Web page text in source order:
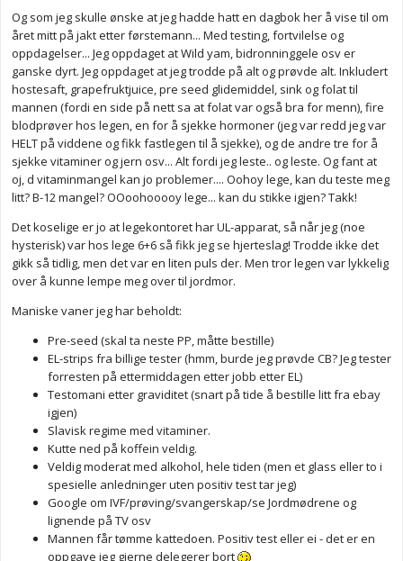
Og som jeg skulle ønske at jeg hadde hatt en dagbok her å vise til om
året mitt på jakt etter førstemann... Med testing, fortvilelse og
oppdagelser... Jeg oppdaget at Wild yam, bidronninggele osv er
ganske dyrt. Jeg oppdaget at jeg trodde på alt og prøvde alt. Inkludert
hostesaft, grapefruktjuice, pre seed glidemiddel, sink og folat til
mannen (fordi en side på nett sa at folat var også bra for menn), fire
blodprøver hos legen, en for å sjekke hormoner (jeg var redd jeg var
HELT på viddene og fikk fastlegen til å sjekke), og de andre tre for å
sjekke vitaminer og jern osv... Alt fordi jeg leste.. og leste. Og fant at
oj, d vitaminmangel kan jo problemer.... Oohoy lege, kan du teste meg
litt? B-12 mangel? OOoohooooy lege... kan du stikke igjen? Takk!
Det koselige er jo at legekontoret har UL-apparat, så når jeg (noe
hysterisk) var hos lege 6+6 så fikk jeg se hjerteslag! Trodde ikke det
gikk så tidlig, men det var en liten puls der. Men tror legen var lykkelig
over å kunne lempe meg over til jordmor.
Maniske vaner jeg har beholdt:
Pre-seed (skal ta neste PP, måtte bestille)
EL-strips fra billige tester (hmm, burde jeg prøvde CB? Jeg tester
forresten på ettermiddagen etter jobb etter EL)
Testomani etter graviditet (snart på tide å bestille litt fra ebay
igjen)
Slavisk regime med vitaminer.
Kutte ned på koffein veldig.
Veldig moderat med alkohol, hele tiden (men et glass eller to i
spesielle anledninger uten positiv test tar jeg)
Google om IVF/prøving/svangerskap/se Jordmødrene og
lignende på TV osv
Mannen får tømme kattedoen. Positiv test eller ei - det er en
oppgave jeg gjerne delegerer bort